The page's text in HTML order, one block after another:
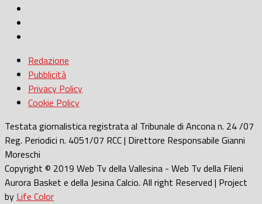
Redazione
Pubblicità
Privacy Policy
Cookie Policy
Testata giornalistica registrata al Tribunale di Ancona n. 24 /07
Reg. Periodici n. 4051/07 RCC | Direttore Responsabile Gianni
Moreschi
Copyright © 2019 Web Tv della Vallesina - Web Tv della Fileni
Aurora Basket e della Jesina Calcio. All right Reserved | Project
by Life Color